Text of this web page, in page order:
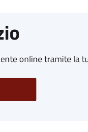
online tramite la